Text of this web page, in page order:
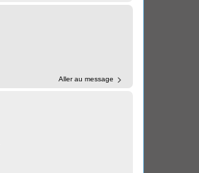
Aller au message